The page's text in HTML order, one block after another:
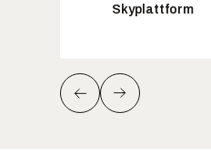
Skyplattform